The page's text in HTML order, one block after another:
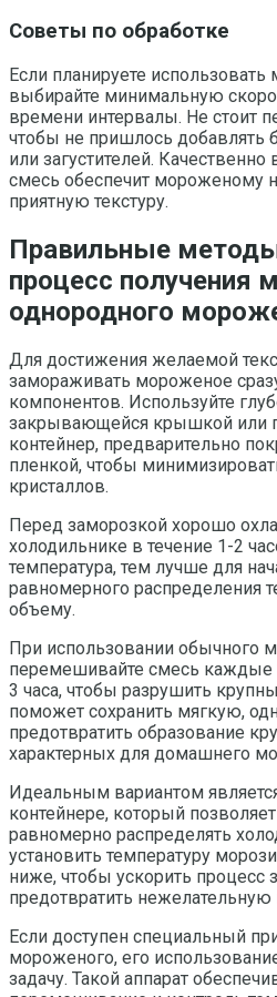
Советы по обработке
Если планируете
выбирайте минимальную
времени интервалы. Не стоит
чтобы не пришлось добавлять
или загустителей.
смесь обеспечит мороженому
приятную текстуру.
Правильные
процесс получения
однородного
Для достижения желаемой
замораживать мороженое
компонентов. Используйте
закрывающейся крышкой или
контейнер, предварительно
пленкой, чтобы
кристаллов.
Перед заморозкой хорошо
холодильнике в течение 1-2
температура, тем лучше для
равномерного распределения
объему.
При использовании обычного
перемешивайте смесь
3 часа, чтобы разрушить
поможет сохранить мягкую,
предотвратить образование
характерных для домашнего
Идеальным вариантом
контейнере, который
равномерно распределять
установить температуру
ниже, чтобы ускорить процесс
предотвратить
Если доступен специальный
мороженого, его
задачу. Такой аппарат